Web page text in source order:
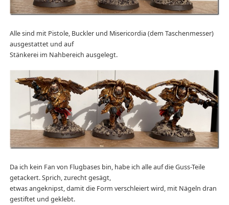
Alle sind mit Pistole, Buckler und Misericordia (dem Taschenmesser)
ausgestattet und auf
Stänkerei im Nahbereich ausgelegt.
Da ich kein Fan von Flugbases bin, habe ich alle auf die Guss-Teile
getackert. Sprich, zurecht gesägt,
etwas angeknipst, damit die Form verschleiert wird, mit Nägeln dran
gestiftet und geklebt.